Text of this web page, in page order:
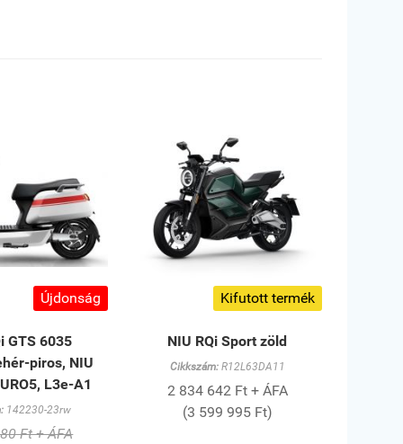
Újdonság
GTS 6035
piros, NIU
L3e-A1
142230-23rw
Ft + ÁFA
Kifutott termék
NIU RQi Sport zöld
Cikkszám:R12L63DA11
2 834 642 Ft + ÁFA
(3 599 995 Ft)